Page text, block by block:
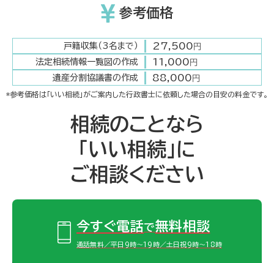
参考価格
戸籍収集（3名まで） 27,500 円
法定相続情報一覧図の作成
11,000 円
遺産分割協議書の作成
88,000 円
*参考価格は「いい相続」がご案内した行政書士に依頼した場合の目安の料金です。
相続のことなら
「いい相続」に
ご相談ください
今すぐ電話で無料相談
通話無料／平日9時～19時／土日祝9時～18時